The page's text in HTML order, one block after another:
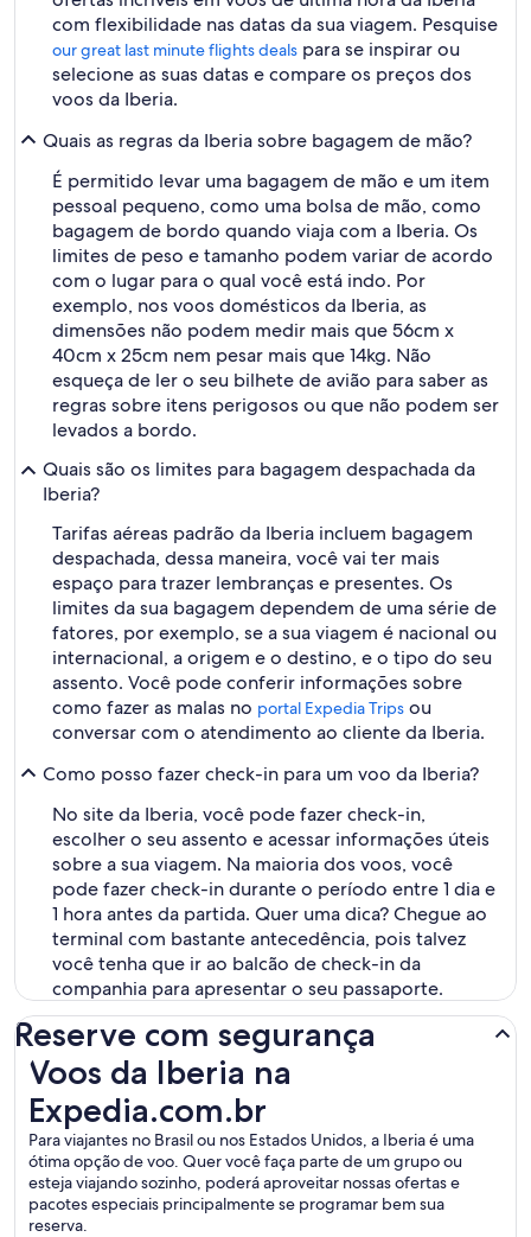
com flexibilidade nas datas da sua viagem. Pesquise
our great last minute flights deals para se inspirar ou
selecione as suas datas e compare os preços dos
voos da Iberia.
Quais as regras da Iberia sobre bagagem de mão?
É permitido levar uma bagagem de mão e um item
pessoal pequeno, como uma bolsa de mão, como
bagagem de bordo quando viaja com a Iberia. Os
limites de peso e tamanho podem variar de acordo
com o lugar para o qual você está indo. Por
exemplo, nos voos domésticos da Iberia, as
dimensões não podem medir mais que 56cm x
40cm x 25cm nem pesar mais que 14kg. Não
esqueça de ler o seu bilhete de avião para saber as
regras sobre itens perigosos ou que não podem ser
levados a bordo.
Quais são os limites para bagagem despachada da
Iberia?
Tarifas aéreas padrão da Iberia incluem bagagem
despachada, dessa maneira, você vai ter mais
espaço para trazer lembranças e presentes. Os
limites da sua bagagem dependem de uma série de
fatores, por exemplo, se a sua viagem é nacional ou
internacional, a origem e o destino, e o tipo do seu
assento. Você pode conferir informações sobre
como fazer as malas no portal Expedia Trips ou
conversar com o atendimento ao cliente da Iberia.
Como posso fazer check-in para um voo da Iberia?
No site da Iberia, você pode fazer check-in,
escolher o seu assento e acessar informações úteis
sobre a sua viagem. Na maioria dos voos, você
pode fazer check-in durante o período entre 1 dia e
1 hora antes da partida. Quer uma dica? Chegue ao
terminal com bastante antecedência, pois talvez
você tenha que ir ao balcão de check-in da
companhia para apresentar o seu passaporte.
Reserve com segurança
Voos da Iberia na
Expedia.com.br
Para viajantes no Brasil ou nos Estados Unidos, a Iberia é uma
ótima opção de voo. Quer você faça parte de um grupo ou
esteja viajando sozinho, poderá aproveitar nossas ofertas e
pacotes especiais principalmente se programar bem sua
reserva.
Voos da Iberia na Expedia.com.br